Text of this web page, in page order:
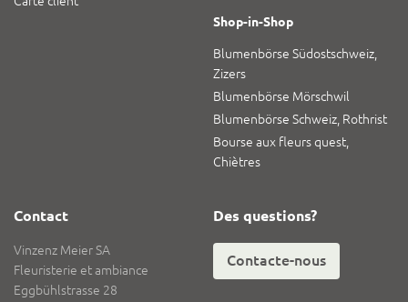
Shop-in-Shop
Blumenbörse Südostschweiz,
Zizers
Blumenbörse Mörschwil
Blumenbörse Schweiz, Rothrist
Bourse aux fleurs quest,
Chiètres
Contact
Vinzenz Meier SA
Fleuristerie et ambiance
Eggbühlstrasse 28
Des questions?
Contacte-nous